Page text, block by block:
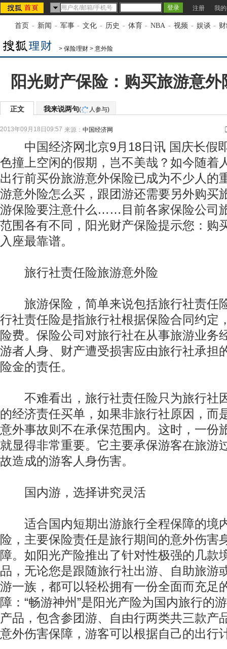
注册 我
首页 - 新闻 - 军事 - 文化 - 历史 - 体育 - NBA - 视频 - 娱谈 -
> 保险理财 > 意外险
阳光财产保险：购买旅游意
正文 我来说两句( 人参与)
2013年09月18日09:57 来源： 中国经济网
中国经济网北京9月18日讯 国庆长假
色撞上空闲的假期，岂不美哉？如今随着
出行前买份旅游意外保险已成为不少人的
游意外险怎么买，跟团游还需要另外购买
游保险要注意什么……目前各家保险公司
范围各有不同，阳光财产保险提示您：购
入座最靠谱。
旅行社责任险旅游意外险
旅游保险，简单来说包括旅行社责任
行社责任险是指旅行社根据保险合同约定
险费。保险公司对旅行社在从事旅游业务
游者人身、财产遭受损害应由旅行社承担
险金的责任。
不难看出，旅行社责任险只为旅行社
的经济责任买单，如果非旅行社原因，而
意外事故则不在承保范围内。这时，一份
就显得非常重要。它主要承保游客在旅游
故造成的游客人身伤害。
国内游，选择讲究灵活
适合国内短期出游旅行全程保障的境
险，主要保险责任是旅行期间的意外伤害
障。如阳光产险推出了针对性极强的几款
品，无论您是跟随旅行社出游、自助旅游
游一族，都可以轻松拥有一份全面而充足
障：“畅游神州”是阳光产险为国内旅行的
产品，包含参团游、自由行两类共三款产
意外伤害保障，游客可以根据自己的出行